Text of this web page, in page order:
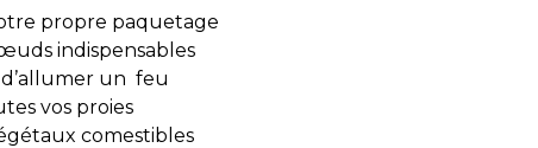
propre paquetage
indispensables
un feu
vos proies
comestibles